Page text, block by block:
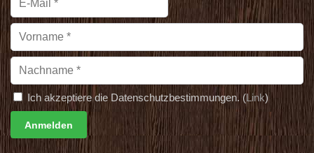
Ich akzeptiere die Datenschutzbestimmungen. (Link)